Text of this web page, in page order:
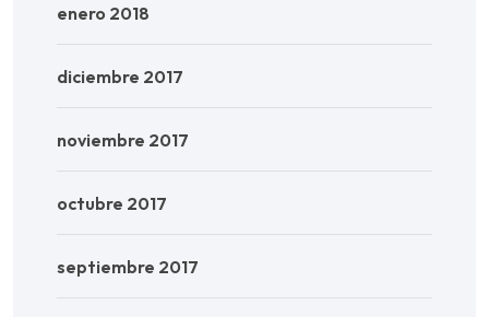
enero 2018
diciembre 2017
noviembre 2017
octubre 2017
septiembre 2017